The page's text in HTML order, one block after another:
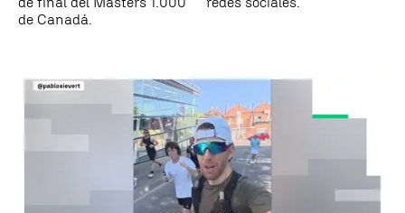
de Canadá.